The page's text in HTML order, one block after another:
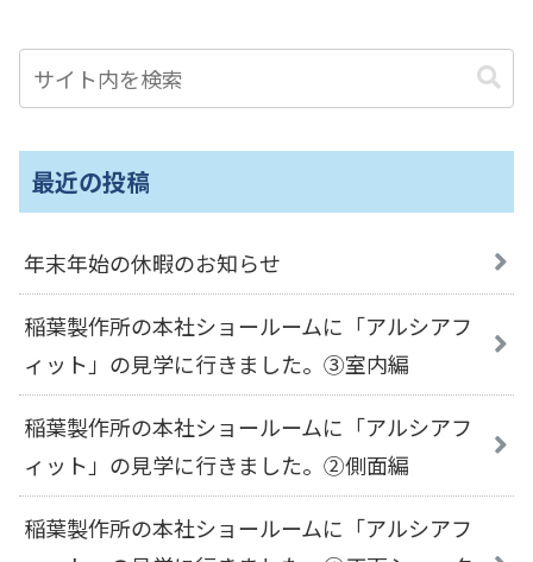
最近の投稿
年末年始の休暇のお知らせ
稲葉製作所の本社ショールームに「アルシアフ
ィット」の見学に行きました。③室内編
稲葉製作所の本社ショールームに「アルシアフ
ィット」の見学に行きました。②側面編
稲葉製作所の本社ショールームに「アルシアフ